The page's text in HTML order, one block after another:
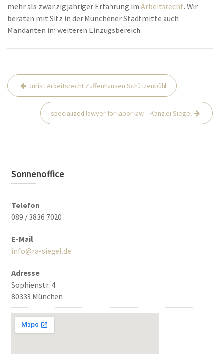
mehr als zwanzigjähriger Erfahrung im Arbeitsrecht. Wir
beraten mit Sitz in der Münchener Stadtmitte auch
Mandanten im weiteren Einzugsbereich.
Beitrags-
Navigation
Jurist Arbeitsrecht Zuffenhausen Schützenbühl
specialized lawyer for labor law – Kanzlei Siegel
Sonnenoffice
Telefon
089 / 3836 7020
E-Mail
info@ra-siegel.de
Adresse
Sophienstr. 4
80333 München